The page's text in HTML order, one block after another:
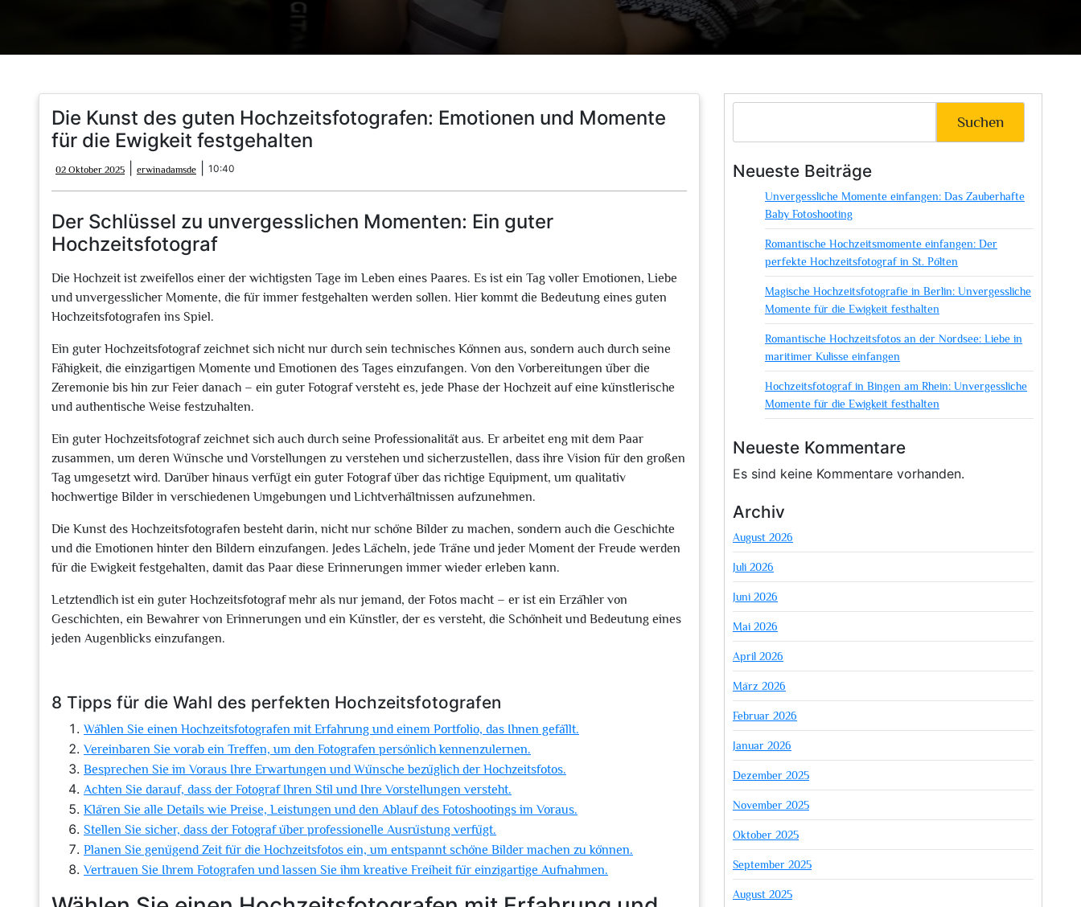
Die Kunst des guten Hochzeitsfotografen: Emotionen und Momente
für die Ewigkeit festgehalten
02 Oktober 2025
Oktober
2025
erwinadamsde erwinadamsde
10:40
Der Schlüssel zu unvergesslichen Momenten: Ein guter
Hochzeitsfotograf
Die Hochzeit ist zweifellos einer der wichtigsten Tage im Leben eines Paares. Es ist ein Tag voller Emotionen, Liebe
und unvergesslicher Momente, die für immer festgehalten werden sollen. Hier kommt die Bedeutung eines guten
Hochzeitsfotografen ins Spiel.
Ein guter Hochzeitsfotograf zeichnet sich nicht nur durch sein technisches Können aus, sondern auch durch seine
Fähigkeit, die einzigartigen Momente und Emotionen des Tages einzufangen. Von den Vorbereitungen über die
Zeremonie bis hin zur Feier danach – ein guter Fotograf versteht es, jede Phase der Hochzeit auf eine künstlerische
und authentische Weise festzuhalten.
Ein guter Hochzeitsfotograf zeichnet sich auch durch seine Professionalität aus. Er arbeitet eng mit dem Paar
zusammen, um deren Wünsche und Vorstellungen zu verstehen und sicherzustellen, dass ihre Vision für den großen
Tag umgesetzt wird. Darüber hinaus verfügt ein guter Fotograf über das richtige Equipment, um qualitativ
hochwertige Bilder in verschiedenen Umgebungen und Lichtverhältnissen aufzunehmen.
Die Kunst des Hochzeitsfotografen besteht darin, nicht nur schöne Bilder zu machen, sondern auch die Geschichte
und die Emotionen hinter den Bildern einzufangen. Jedes Lächeln, jede Träne und jeder Moment der Freude werden
für die Ewigkeit festgehalten, damit das Paar diese Erinnerungen immer wieder erleben kann.
Letztendlich ist ein guter Hochzeitsfotograf mehr als nur jemand, der Fotos macht – er ist ein Erzähler von
Geschichten, ein Bewahrer von Erinnerungen und ein Künstler, der es versteht, die Schönheit und Bedeutung eines
jeden Augenblicks einzufangen.
8 Tipps für die Wahl des perfekten Hochzeitsfotografen
Wählen Sie einen Hochzeitsfotografen mit Erfahrung und einem Portfolio, das Ihnen gefällt.
Vereinbaren Sie vorab ein Treffen, um den Fotografen persönlich kennenzulernen.
Besprechen Sie im Voraus Ihre Erwartungen und Wünsche bezüglich der Hochzeitsfotos.
Achten Sie darauf, dass der Fotograf Ihren Stil und Ihre Vorstellungen versteht.
Klären Sie alle Details wie Preise, Leistungen und den Ablauf des Fotoshootings im Voraus.
Stellen Sie sicher, dass der Fotograf über professionelle Ausrüstung verfügt.
Planen Sie genügend Zeit für die Hochzeitsfotos ein, um entspannt schöne Bilder machen zu können.
Vertrauen Sie Ihrem Fotografen und lassen Sie ihm kreative Freiheit für einzigartige Aufnahmen.
Suchen
Neueste Beiträge
Unvergessliche Momente einfangen: Das Zauberhafte
Baby Fotoshooting
Romantische Hochzeitsmomente einfangen: Der
perfekte Hochzeitsfotograf in St. Pölten
Magische Hochzeitsfotografie in Berlin: Unvergessliche
Momente für die Ewigkeit festhalten
Romantische Hochzeitsfotos an der Nordsee: Liebe in
maritimer Kulisse einfangen
Hochzeitsfotograf in Bingen am Rhein: Unvergessliche
Momente für die Ewigkeit festhalten
Neueste Kommentare
Es sind keine Kommentare vorhanden.
Archiv
August 2026
Juli 2026
Juni 2026
Mai 2026
April 2026
März 2026
Februar 2026
Januar 2026
Dezember 2025
November 2025
Oktober 2025
September 2025
August 2025